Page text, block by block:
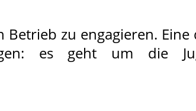
zu engagieren.
es geht um die